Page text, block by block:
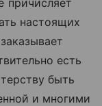
настоящих
есть
быть
и многими